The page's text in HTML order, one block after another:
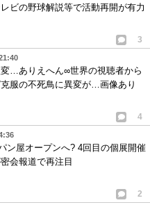
ビの野球解説等で活動再開が有力
3
…ありえへん∞世界の視聴者から
服の不死鳥に異変が…画像あり
4
ン屋オープンへ? 4回目の個展開催
会報道で再注目
2